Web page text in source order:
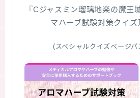
『Cジャスミン瑠璃地楽の魔王
マハーブ試験対策クイズ
(スペシャルクイズページパ